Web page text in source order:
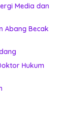
Media dan
Abang Becak
Hukum